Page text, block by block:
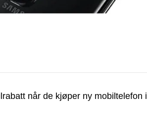
når de kjøper ny mobiltelefon i